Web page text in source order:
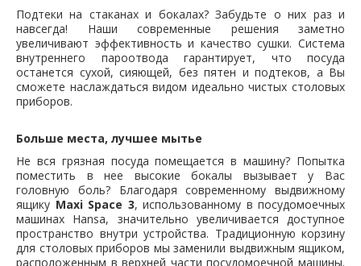
Подтеки на стаканах и бокалах? Забудьте о них раз и
навсегда! Наши современные решения заметно
увеличивают эффективность и качество сушки. Система
внутреннего пароотвода гарантирует, что посуда
останется сухой, сияющей, без пятен и подтеков, а Вы
сможете наслаждаться видом идеально чистых столовых
приборов.
Больше места, лучшее мытье
Не вся грязная посуда помещается в машину? Попытка
поместить в нее высокие бокалы вызывает у Вас
головную боль? Благодаря современному выдвижному
ящику Maxi Space 3, использованному в посудомоечных
машинах Hansa, значительно увеличивается доступное
пространство внутри устройства. Традиционную корзину
для столовых приборов мы заменили выдвижным ящиком,
расположенным в верхней части посудомоечной машины.